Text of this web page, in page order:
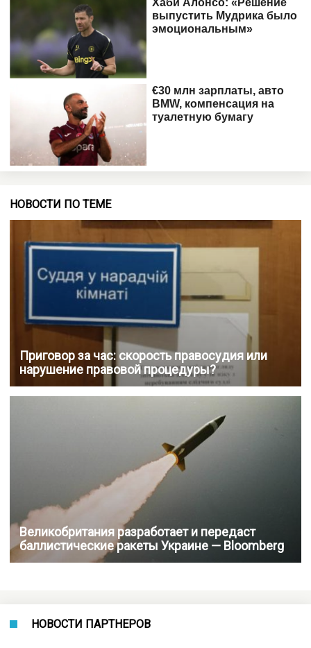
НОВОСТИ ПО ТЕМЕ
Приговор за час: скорость правосудия или
нарушение правовой процедуры?
Великобритания разработает и передаст
баллистические ракеты Украине — Bloomberg
НОВОСТИ ПАРТНЕРОВ